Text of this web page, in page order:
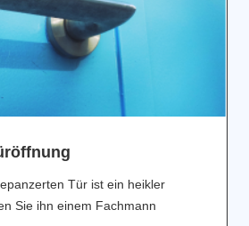
Tür ist ein heikler
Sie ihn einem Fachmann